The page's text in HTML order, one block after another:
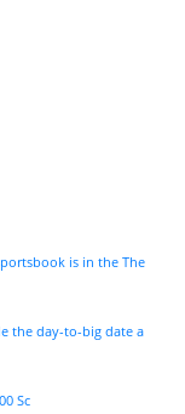
is in the The
the day-to-big date a
Sc